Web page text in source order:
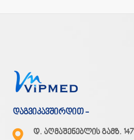
დაგვიკავშირდით -
დ. აღმაშენებლის გამზ. 147